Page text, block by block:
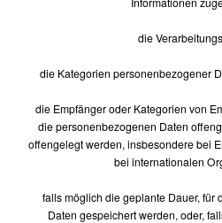
die
die Kategorien personenbezogener
die Empfänger oder Kategorien von
die personenbezogenen Daten
offengelegt werden, insbesondere bei
bei internationalen
falls möglich die geplante Dauer, für
Daten gespeichert werden, oder,